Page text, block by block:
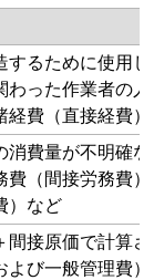
するために使用
わった作業者の
経費（直接経費
消費量が不明確
費（間接労務費
）など
間接原価で計算
よび一般管理費